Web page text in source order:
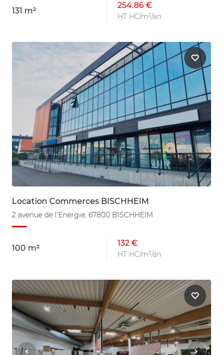
131 m²
254.86 €
HT HC/m²/an
Location Commerces BISCHHEIM
2 avenue de l'Energie, 67800 BISCHHEIM
100 m²
132 €
HT HC/m²/an